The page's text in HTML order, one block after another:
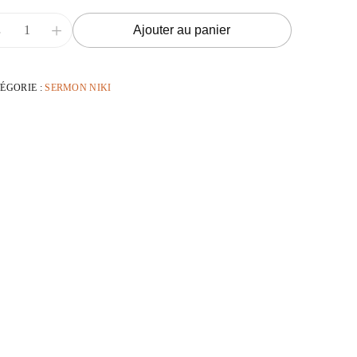
+ Ajouter au panier
:SERMON NIKI